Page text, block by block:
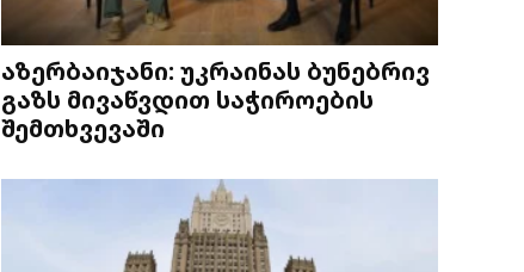
აზერბაიჯანი: უკრაინას ბუნებრივ
გაზს მივაწვდით საჭიროების
შემთხვევაში